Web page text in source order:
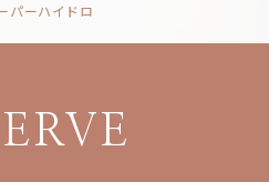
パーハイドロ